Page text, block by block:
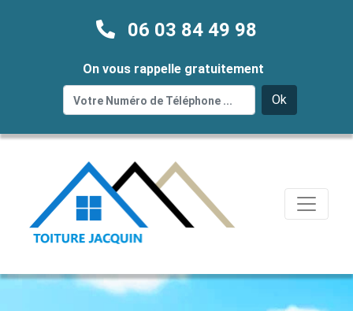
06 03 84 49 98
On vous rappelle gratuitement
Ok